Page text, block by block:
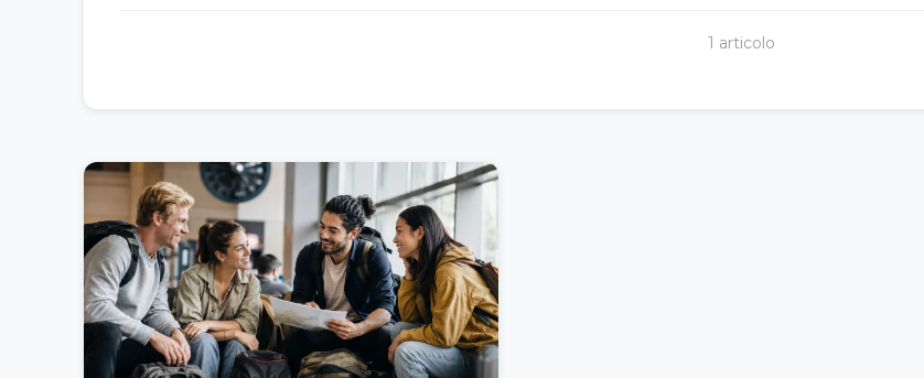
1 articolo